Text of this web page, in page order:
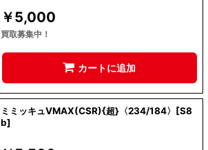
￥5,000
買取募集中！
カートに追加
ミミッキュVMAX(CSR){超}〈234/184〉[S8
b]